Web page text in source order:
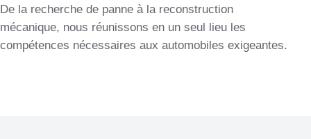
De la recherche de panne à la reconstruction
mécanique, nous réunissons en un seul lieu les
compétences nécessaires aux automobiles exigeantes.